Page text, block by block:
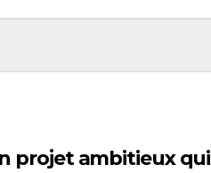
projet ambitieux qui